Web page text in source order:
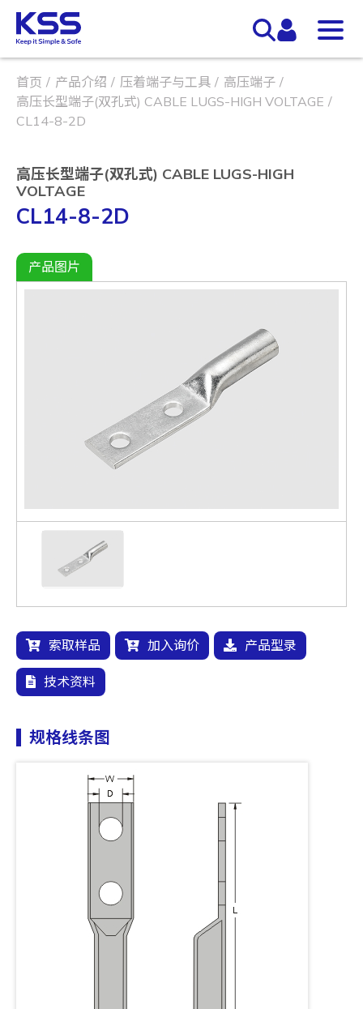
首页 产品介绍 压着端子与工具
高压端子
高压长型端子(双孔式) CABLE LUGS-HIGH VOLTAGE
CL14-8-2D
高压长型端子(双孔式) CABLE LUGS-HIGH
VOLTAGE
CL14-8-2D
产品图片
索取样品 加入询价 产品型录
技术资料
规格线条图